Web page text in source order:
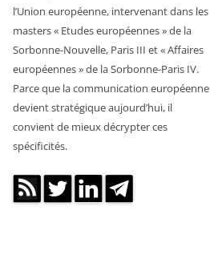
l’Union européenne, intervenant dans les
masters « Etudes européennes » de la
Sorbonne-Nouvelle, Paris III et « Affaires
européennes » de la Sorbonne-Paris IV.
Parce que la communication européenne
devient stratégique aujourd’hui, il
convient de mieux décrypter ces
spécificités.